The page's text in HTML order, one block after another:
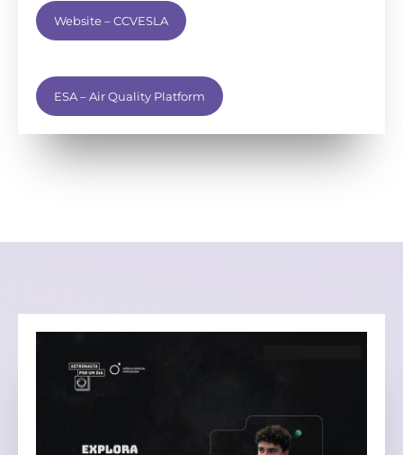
Website – CCVESLA
ESA – Air Quality Platform